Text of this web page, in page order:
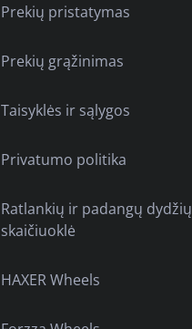
Prekių pristatymas
Prekių grąžinimas
Taisyklės ir sąlygos
Privatumo politika
Ratlankių ir padangų dydžių
skaičiuoklė
HAXER Wheels